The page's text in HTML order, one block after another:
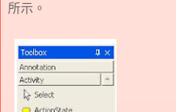
所示。